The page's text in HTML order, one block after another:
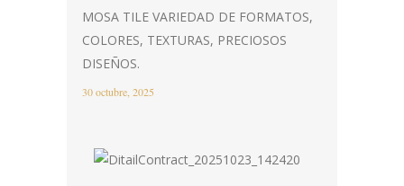
MOSA TILE VARIEDAD DE FORMATOS,
COLORES, TEXTURAS, PRECIOSOS
DISEÑOS.
30 octubre, 2025